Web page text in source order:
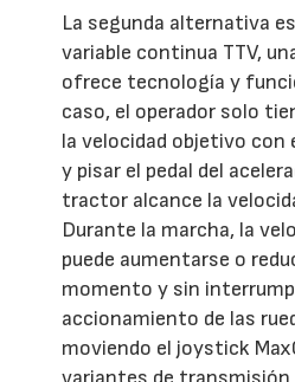
La segunda alternativa
variable continua TTV,
ofrece tecnología y
caso, el operador solo
la velocidad objetivo con
y pisar el pedal del
tractor alcance la
Durante la marcha, la
puede aumentarse o
momento y sin
accionamiento de las
moviendo el joystick